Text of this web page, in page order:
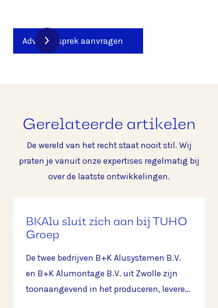
Adviesgesprek aanvragen
Gerelateerde artikelen
De wereld van het recht staat nooit stil. Wij
praten je vanuit onze expertises regelmatig bij
over de laatste ontwikkelingen.
BKAlu sluit zich aan bij TUHO
Groep
De twee bedrijven B+K Alusystemen B.V.
en B+K Alumontage B.V. uit Zwolle zijn
toonaangevend in het produceren, leveren